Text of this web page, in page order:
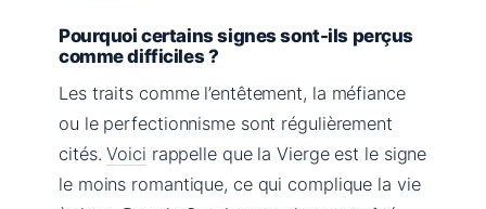
Pourquoi certains signes sont-ils perçus
comme difficiles ?
Les traits comme l’entêtement, la méfiance
ou le perfectionnisme sont régulièrement
cités.Voici rappelle que la Vierge est le signe
le moins romantique, ce qui complique la vie